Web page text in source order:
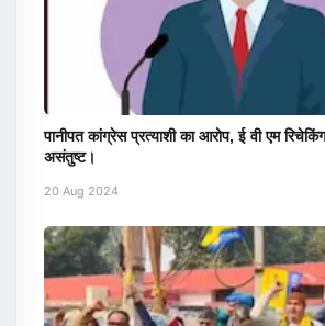
पानीपत कांग्रेस प्रत्याशी का आरोप, ई वी एम रिचेकिंग
असंतुष्ट।
20 Aug 2024